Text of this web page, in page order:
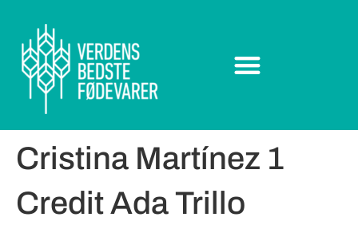
Cristina Martínez 1
Credit Ada Trillo